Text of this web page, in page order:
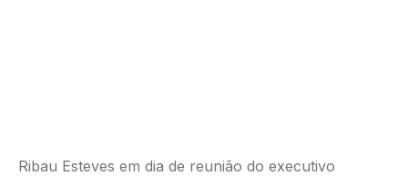
Ribau Esteves em dia de reunião do executivo